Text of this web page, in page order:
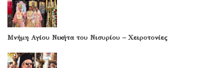
Μνήμη Αγίου Νικήτα του Νισυρίου – Χειροτονίες